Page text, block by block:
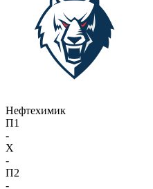
Нефтехимик
П1
-
X
-
П2
-